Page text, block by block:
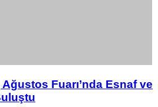
Fuarı’nda Esnaf ve